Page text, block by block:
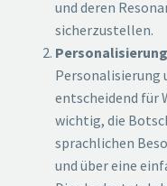
und deren
sicherzustellen.
Personalisierung
entscheidend für
wichtig, die
sprachlichen
und über eine